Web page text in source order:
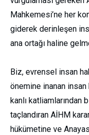
Mahkemesi’ne her
giderek derinleşen
ana ortağı haline
Biz, evrensel insan
önemine inanan
kanlı katliamlarından
taçlandıran AİHM
hükümetine ve